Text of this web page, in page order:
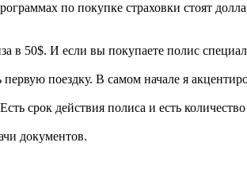
по покупке страховки стоят
И если вы покупаете полис
поездку. В самом начале я
срок действия полиса и есть
документов.